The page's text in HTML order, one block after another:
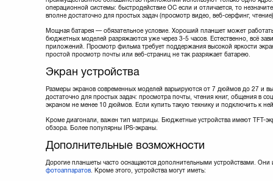
операционной системы: быстродействие ОС если и отличается, то
вполне достаточно для простых задач (просмотр видео, веб-серфинг,
Мощная батарея — обязательное условие. Хороший планшет может
бюджетных моделей разряжаются уже через 3-5 часов. Естественно, всё
приложений. Просмотр фильма требует поддержания высокой яркости
простой просмотр почты или веб-страниц не так разряжает батарею.
Экран устройства
Размеры экранов современных моделей варьируются от 7 дюймов до 27 и
достаточно для простых задач: просмотра почты, чтения книг, общения в
экраном не менее 10 дюймов. Если купить такую технику и подключить к
Кроме диагонали, важен тип матрицы. Бюджетные устройства имеют TFT-
обзора. Более популярны IPS-экраны.
Дополнительные возможности
Дорогие планшеты часто оснащаются дополнительными устройствами.
фотоаппаратов. Кроме этого, устройства могут иметь: